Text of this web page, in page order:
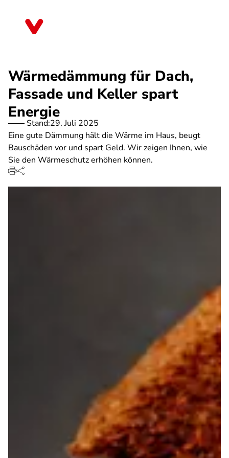
Wärmedämmung für Dach,
Fassade und Keller spart
Energie
Stand:29. Juli 2025
Eine gute Dämmung hält die Wärme im Haus, beugt
Bauschäden vor und spart Geld. Wir zeigen Ihnen, wie
Sie den Wärmeschutz erhöhen können.